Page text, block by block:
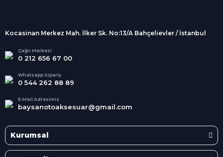
kargolanmaktadır.
Tüm Kredi Kartlarına taksit
seçenekleri
Kocasinan Merkez Mah. İlker Sk. No:13/A Bahçelievler / İstanbul
Çağrı Merkezi
0 212 656 67 00
Whatsapp Sipariş
0 544 262 88 89
E-Mail Adresimiz
baysanotoaksesuar@gmail.com
Kurumsal